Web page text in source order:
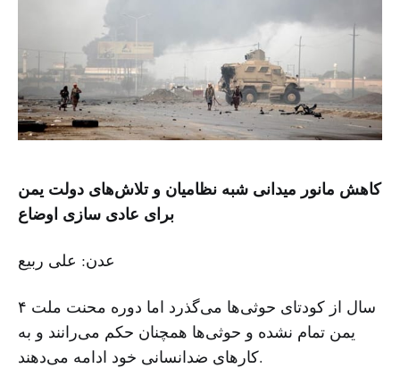
کاهش مانور میدانی شبه نظامیان و تلاش‌های دولت یمن
برای عادی سازی اوضاع
عدن: علی ربیع
۴ سال از کودتای حوثی‌ها می‌گذرد اما دوره محنت ملت
یمن تمام نشده و حوثی‌ها همچنان حکم می‌رانند و به
کارهای ضدانسانی خود ادامه می‌دهند.